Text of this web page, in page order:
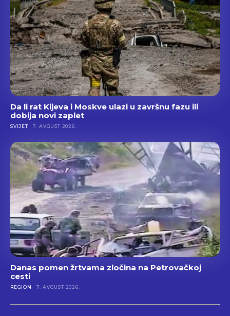
Da li rat Kijeva i Moskve ulazi u završnu fazu ili
dobija novi zaplet
SVIJET 7. AVGUST 2026.
Danas pomen žrtvama zločina na Petrovačkoj
cesti
REGION 7. AVGUST 2026.